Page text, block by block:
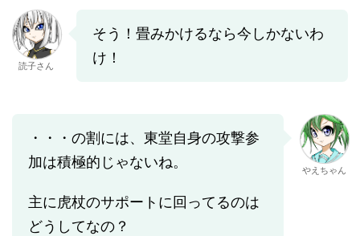
読子さん
そう！畳みかけるなら今しかないわ
け！
・・・の割には、東堂自身の攻撃参
加は積極的じゃないね。
主に虎杖のサポートに回ってるのは
どうしてなの？
やえちゃん